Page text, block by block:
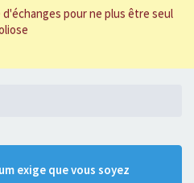
d'échanges pour ne plus être seul
exige que vous soyez